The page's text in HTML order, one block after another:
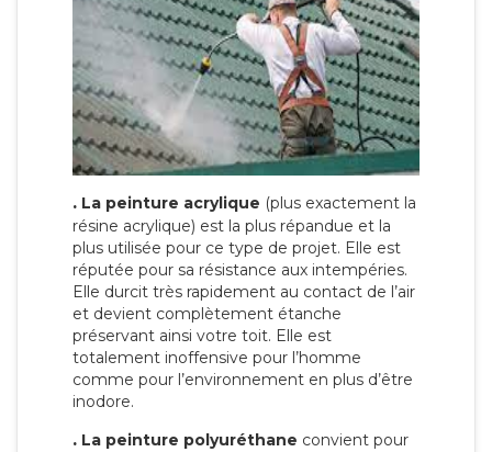
. La peinture acrylique (plus exactement la
résine acrylique) est la plus répandue et la
plus utilisée pour ce type de projet. Elle est
réputée pour sa résistance aux intempéries.
Elle durcit très rapidement au contact de l’air
et devient complètement étanche
préservant ainsi votre toit. Elle est
totalement inoffensive pour l’homme
comme pour l’environnement en plus d’être
inodore.
. La peinture polyuréthane convient pour